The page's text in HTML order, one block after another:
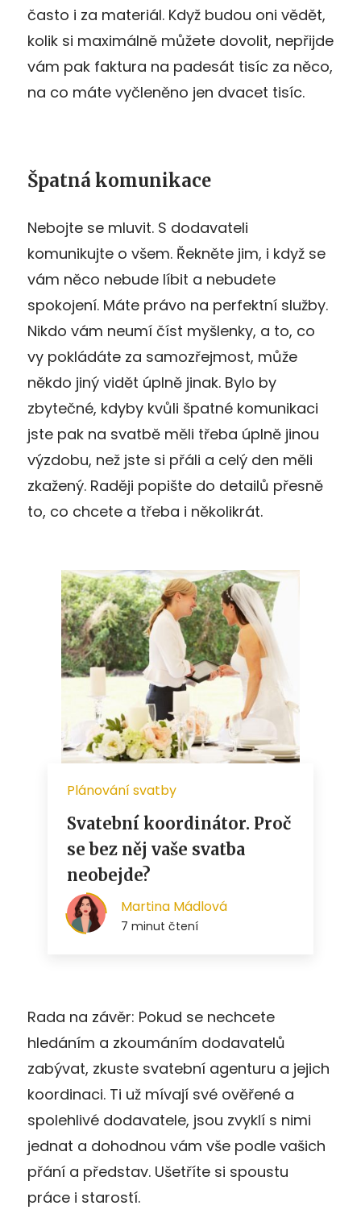
často i za materiál. Když budou oni vědět,
kolik si maximálně můžete dovolit, nepřijde
vám pak faktura na padesát tisíc za něco,
na co máte vyčleněno jen dvacet tisíc.
Špatná komunikace
Nebojte se mluvit. S dodavateli
komunikujte o všem. Řekněte jim, i když se
vám něco nebude líbit a nebudete
spokojení. Máte právo na perfektní služby.
Nikdo vám neumí číst myšlenky, a to, co
vy pokládáte za samozřejmost, může
někdo jiný vidět úplně jinak. Bylo by
zbytečné, kdyby kvůli špatné komunikaci
jste pak na svatbě měli třeba úplně jinou
výzdobu, než jste si přáli a celý den měli
zkažený. Raději popište do detailů přesně
to, co chcete a třeba i několikrát.
Rada na závěr: Pokud se nechcete
hledáním a zkoumáním dodavatelů
zabývat, zkuste svatební agenturu a jejich
koordinaci. Ti už mívají své ověřené a
spolehlivé dodavatele, jsou zvyklí s nimi
jednat a dohodnou vám vše podle vašich
přání a představ. Ušetříte si spoustu
práce i starostí.